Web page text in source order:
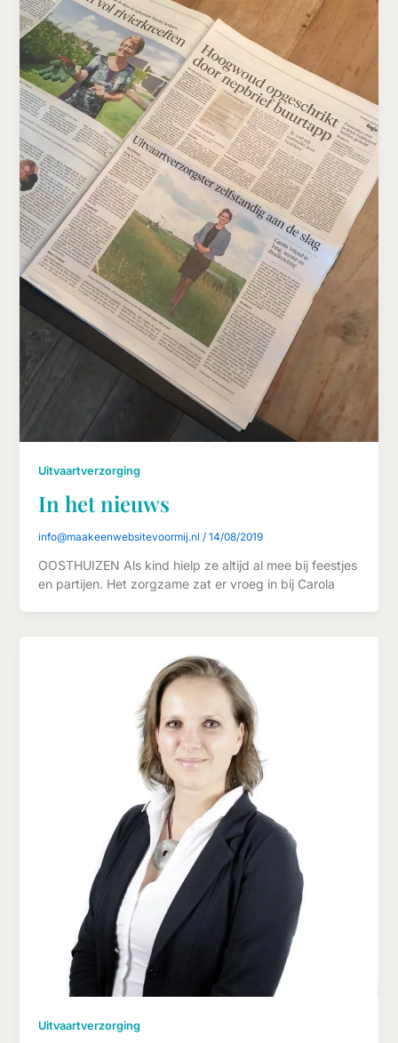
Uitvaartverzorging
In het nieuws
info@maakeenwebsitevoormij.nl / 14/08/2019
OOSTHUIZEN Als kind hielp ze altijd al mee bij feestjes
en partijen. Het zorgzame zat er vroeg in bij Carola
Uitvaartverzorging